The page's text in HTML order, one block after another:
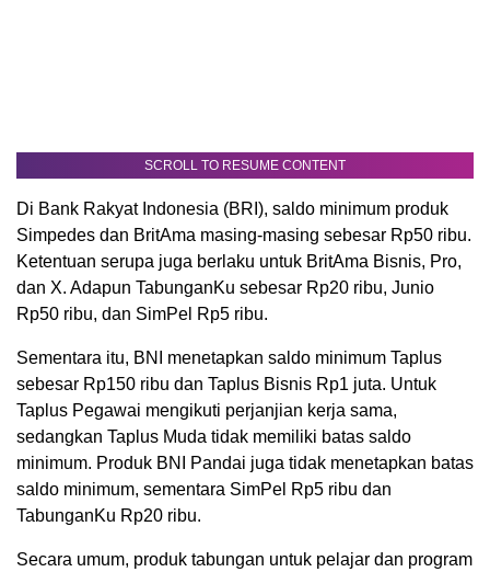
SCROLL TO RESUME CONTENT
Di Bank Rakyat Indonesia (BRI), saldo minimum produk
Simpedes dan BritAma masing-masing sebesar Rp50 ribu.
Ketentuan serupa juga berlaku untuk BritAma Bisnis, Pro,
dan X. Adapun TabunganKu sebesar Rp20 ribu, Junio
Rp50 ribu, dan SimPel Rp5 ribu.
Sementara itu, BNI menetapkan saldo minimum Taplus
sebesar Rp150 ribu dan Taplus Bisnis Rp1 juta. Untuk
Taplus Pegawai mengikuti perjanjian kerja sama,
sedangkan Taplus Muda tidak memiliki batas saldo
minimum. Produk BNI Pandai juga tidak menetapkan batas
saldo minimum, sementara SimPel Rp5 ribu dan
TabunganKu Rp20 ribu.
Secara umum, produk tabungan untuk pelajar dan program